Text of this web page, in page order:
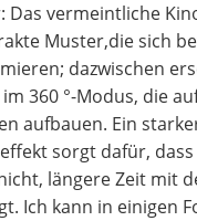
Das vermeintliche
Muster,die sich
dazwischen
360 °-Modus, die
aufbauen. Ein
sorgt dafür,
längere Zeit mit
Ich kann in einigen